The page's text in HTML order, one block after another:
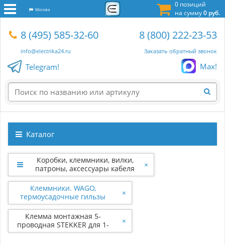
0 позиций
на сумму0 руб.
Москва
8 (495) 585-32-60
info@electrika24.ru
8 (800) 222-23-53
Заказать обратный звонок
Telegram! Max!
Каталог
Коробки, клеммники, вилки,
патроны, аксессуары кабеля
×
Клеммники. WAGO,
термоусадочные гильзы
×
Клемма монтажная 5-
проводная STEKKER для 1-
жильного проводника,
×